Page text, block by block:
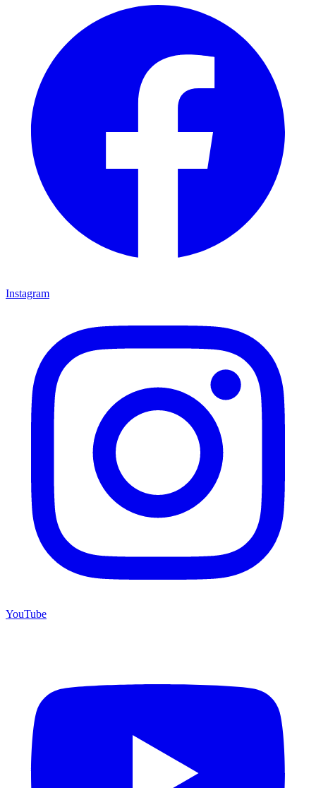
Instagram
YouTube